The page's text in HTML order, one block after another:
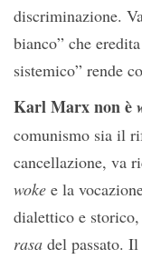
discriminazione.
bianco” che
sistemico” rende
Karl Marx non è
comunismo sia il
cancellazione, va
woke e la
dialettico e
rasa del passato.